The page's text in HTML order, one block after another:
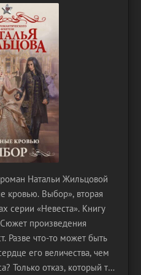
Натальи Жильцовой
кровью. Выбор», вторая
серии «Невеста». Книгу
произведения
Разве что-то может быть
его величества, чем
Только отказ, который ты